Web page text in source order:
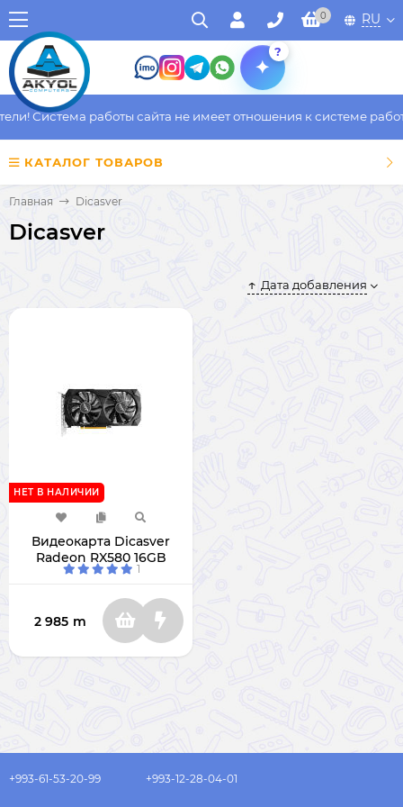
0 RU
?
Система работы сайта не имеет отношения к системе
КАТАЛОГ ТОВАРОВ
Главная Dicasver
Dicasver
Дата добавления
Видеокарта Dicasver
Radeon RX580 16GB
НЕТ В НАЛИЧИИ
1
2 985 m
+993-61-53-20-99 +993-12-28-04-01